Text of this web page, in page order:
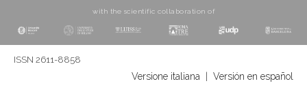
with the scientific collaboration of
ISSN 2611-8858
Versione italiana Versión en español